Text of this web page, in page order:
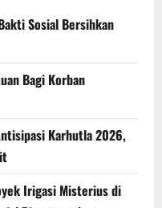
Sosial Bersihkan
Bagi Korban
Karhutla 2026,
Irigasi Misterius di